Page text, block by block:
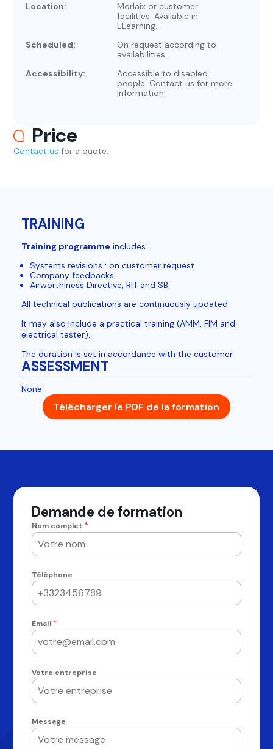
Location:
Morlaix or customer
facilities. Available in
ELearning.
Scheduled:
On request according to
availabilities.
Accessibility:
Accessible to disabled
people. Contact us for more
information.
Price
Contact us for a quote.
TRAINING
Training programme includes :
Systems revisions : on customer request
Company feedbacks.
Airworthiness Directive, RIT and SB.
All technical publications are continuously updated.
It may also include a practical training (AMM, FIM and
electrical tester).
The duration is set in accordance with the customer.
ASSESSMENT
None
Télécharger le PDF de la formation
Demande de formation
Nom complet *
Téléphone
Email *
Votre entreprise
Message